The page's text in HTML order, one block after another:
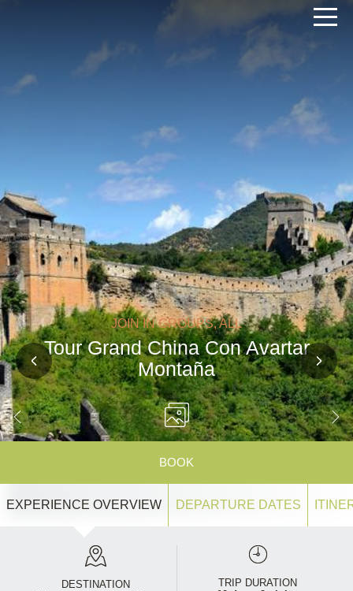
JOIN IN GROUPS, ALL
Tour Grand China Con Avartar
Montaña
EXPERIENCE OVERVIEW DEPARTURE DATES
BOOK
DESTINATION
TRIP DURATION